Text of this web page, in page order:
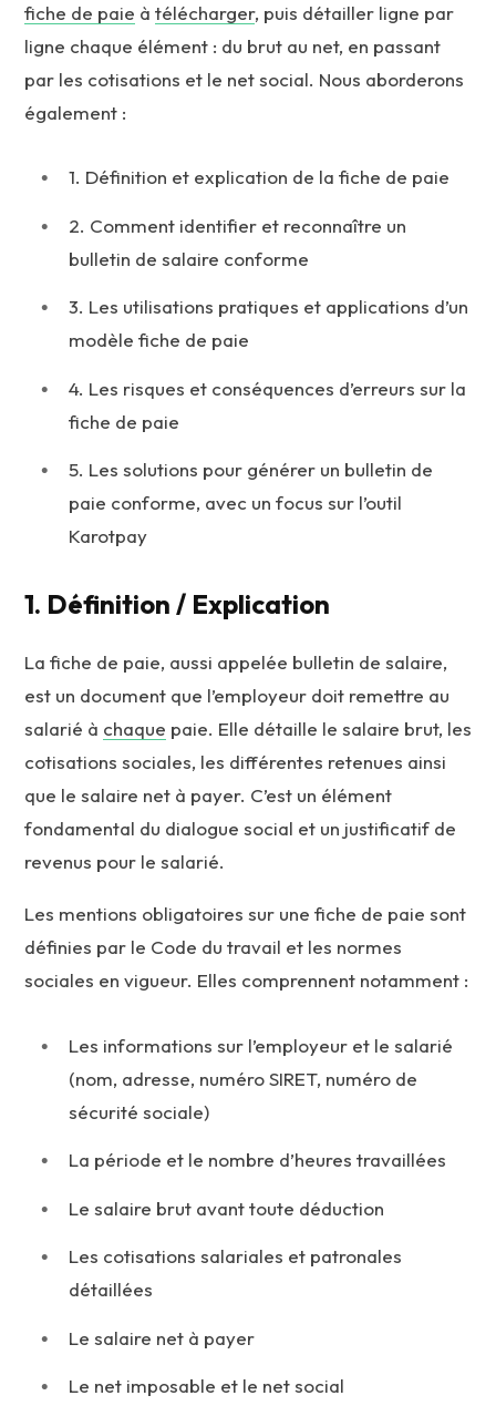
fiche de paie à télécharger, puis détailler ligne par
ligne chaque élément : du brut au net, en passant
par les cotisations et le net social. Nous aborderons
également :
1. Définition et explication de la fiche de paie
2. Comment identifier et reconnaître un
bulletin de salaire conforme
3. Les utilisations pratiques et applications d’un
modèle fiche de paie
4. Les risques et conséquences d’erreurs sur la
fiche de paie
5. Les solutions pour générer un bulletin de
paie conforme, avec un focus sur l’outil
Karotpay
1. Définition / Explication
La fiche de paie, aussi appelée bulletin de salaire,
est un document que l’employeur doit remettre au
salarié à chaque paie. Elle détaille le salaire brut, les
cotisations sociales, les différentes retenues ainsi
que le salaire net à payer. C’est un élément
fondamental du dialogue social et un justificatif de
revenus pour le salarié.
Les mentions obligatoires sur une fiche de paie sont
définies par le Code du travail et les normes
sociales en vigueur. Elles comprennent notamment :
Les informations sur l’employeur et le salarié
(nom, adresse, numéro SIRET, numéro de
sécurité sociale)
La période et le nombre d’heures travaillées
Le salaire brut avant toute déduction
Les cotisations salariales et patronales
détaillées
Le salaire net à payer
Le net imposable et le net social